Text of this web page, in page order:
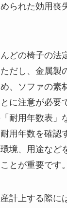
られた効用喪
どの椅子の法
だし、金属製
、ソファの素
に注意が必要
耐用年数表」
用年数を確認
境、用途など
とが重要です。
計上する際に